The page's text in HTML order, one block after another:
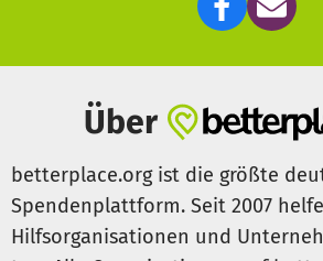
Über
betterplace.org ist die größte
Spendenplattform. Seit 2007
Hilfsorganisationen und